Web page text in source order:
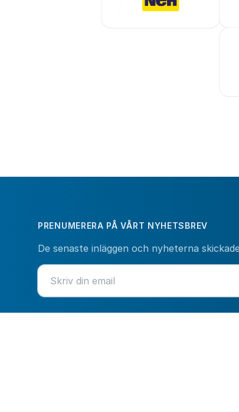
PRENUMERERA PÅ VÅRT NYHETSBREV
De senaste inläggen och nyheterna